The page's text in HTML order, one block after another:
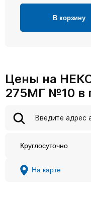
В корзину
Цены на
275МГ №10 в
Круглосуточно
На карте